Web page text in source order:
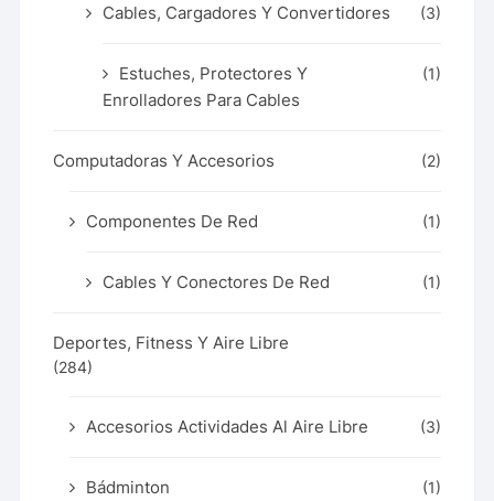
Cables, Cargadores Y Convertidores (3)
Estuches, Protectores Y
Enrolladores Para Cables
(1)
Computadoras Y Accesorios (2)
Componentes De Red (1)
Cables Y Conectores De Red (1)
Deportes, Fitness Y Aire Libre
(284)
Accesorios Actividades Al Aire Libre (3)
Bádminton (1)